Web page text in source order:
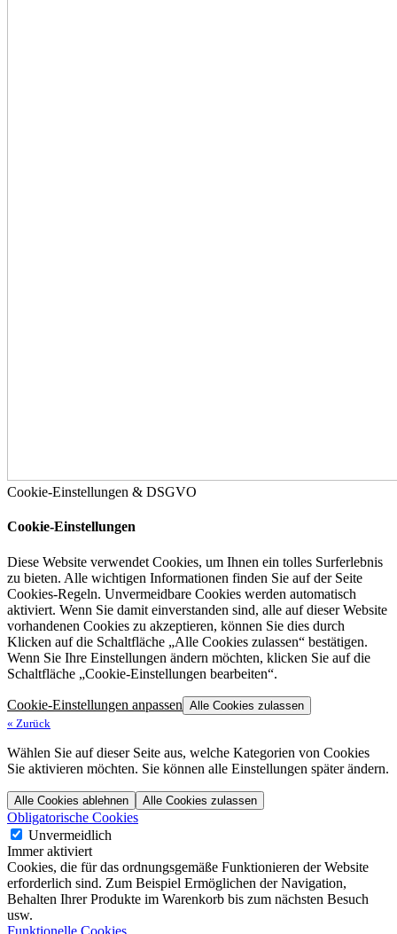
Cookie-Einstellungen & DSGVO
Cookie-Einstellungen
Diese Website verwendet Cookies, um Ihnen ein tolles Surferlebnis
zu bieten. Alle wichtigen Informationen finden Sie auf der Seite
Cookies-Regeln. Unvermeidbare Cookies werden automatisch
aktiviert. Wenn Sie damit einverstanden sind, alle auf dieser Website
vorhandenen Cookies zu akzeptieren, können Sie dies durch
Klicken auf die Schaltfläche „Alle Cookies zulassen“ bestätigen.
Wenn Sie Ihre Einstellungen ändern möchten, klicken Sie auf die
Schaltfläche „Cookie-Einstellungen bearbeiten“.
Cookie-Einstellungen anpassen
Alle Cookies zulassen
«Zurück
Wählen Sie auf dieser Seite aus, welche Kategorien von Cookies
Sie aktivieren möchten. Sie können alle Einstellungen später ändern.
Alle Cookies ablehnen Alle Cookies zulassen
Obligatorische Cookies
Unvermeidlich
Immer aktiviert
Cookies, die für das ordnungsgemäße Funktionieren der Website
erforderlich sind. Zum Beispiel Ermöglichen der Navigation,
Behalten Ihrer Produkte im Warenkorb bis zum nächsten Besuch
usw.
Funktionelle Cookies